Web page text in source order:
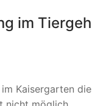
im
Kaisergarten